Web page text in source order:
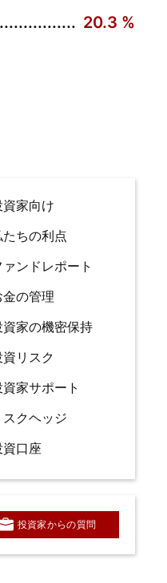
20.3 %
資家向け
たちの利点
ァンドレポート
金の管理
資家の機密保持
資リスク
資家サポート
スクヘッジ
資口座
投資家からの質問